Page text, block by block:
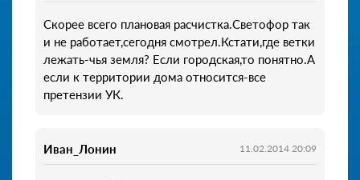
Скорее всего плановая расчистка.Светофор так
и не работает,сегодня смотрел.Кстати,где ветки
лежать-чья земля? Если городская,то понятно.А
если к территории дома относится-все
претензии УК.
Иван_Лонин 11.02.2014 20:09